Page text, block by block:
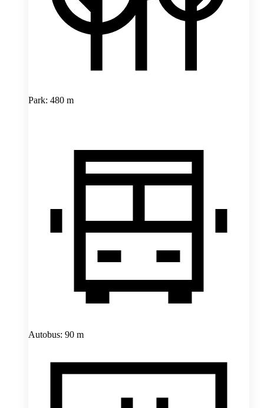
Park: 480 m
Autobus: 90 m